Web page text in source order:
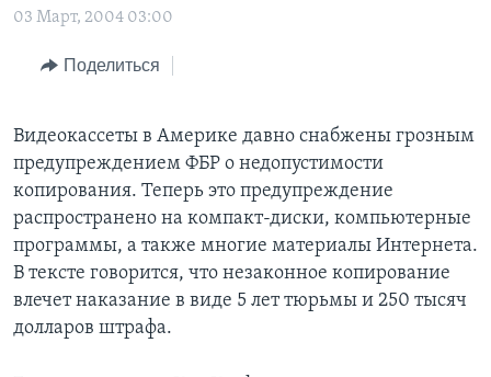
навигации
НОВОСТИ ЗА МИНУТУ
ИТОГИ
ДИСКУССИЯ VOA
ДЕТАЛИ
НЬЮ-ЙОРК NEW YORK
УЧИМ АНГЛИЙСКИЙ
НАША АМЕРИКАНСКАЯ ИСТОРИЯ
АРТЕФАКТЫ
АМЕРИКАНСКИЕ ГОРОДКИ
ТЕСТЫ
ЭКСПЕРТИЗА
ИНТЕРВЬЮ
ЗА СВОБОДУ ПРЕССЫ
УЧИМ АНГЛИЙСКИЙ
ВИДЕО
ПОДПИСКА НА НОВОСТИ
Learning English
03 Март, 2004 03:00
Поделиться
Видеокассеты в Америке давно снабжены грозным
предупреждением ФБР о недопустимости
копирования. Теперь это предупреждение
распространено на компакт-диски, компьютерные
программы, а также многие материалы Интернета.
В тексте говорится, что незаконное копирование
влечет наказание в виде 5 лет тюрьмы и 250 тысяч
долларов штрафа.